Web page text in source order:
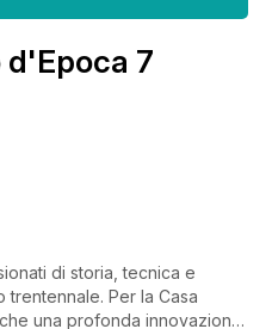
7
di storia, tecnica e
trentennale. Per la Casa
una profonda innovazione